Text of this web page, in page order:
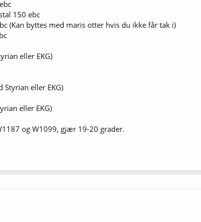
150 ebc
(Kan byttes med maris otter hvis du ikke får tak i)
eller EKG)
Styrian eller EKG)
eller EKG)
og W1099, gjær 19-20 grader.